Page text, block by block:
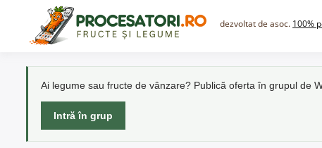
content
dezvoltat de asoc. 100%
Ai legume sau fructe de vânzare? Publică oferta în grupul de
Intră în grup